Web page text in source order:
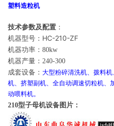
塑料造粒机
技术参数及配置 ：
机器型号： HC-210-ZF
机器功率： 80kw
机器产量： 240-300
成套设备： 大型粉碎清洗机、拨料
机、挤塑副机、全自动调速切粒机、
动喂料机。
210型子母机设备图片：